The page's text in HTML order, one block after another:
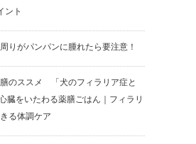
ント
りがパンパンに腫れたら要注意！
のススメ 「犬のフィラリア症と
臓をいたわる薬膳ごはん｜フィラリ
る体調ケア